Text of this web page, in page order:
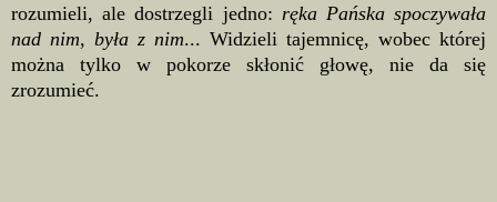
rozumieli, ale dostrzegli jedno: ręka Pańska spoczywała
nad nim, była z nim... Widzieli tajemnicę, wobec której
można tylko w pokorze skłonić głowę, nie da się
zrozumieć.